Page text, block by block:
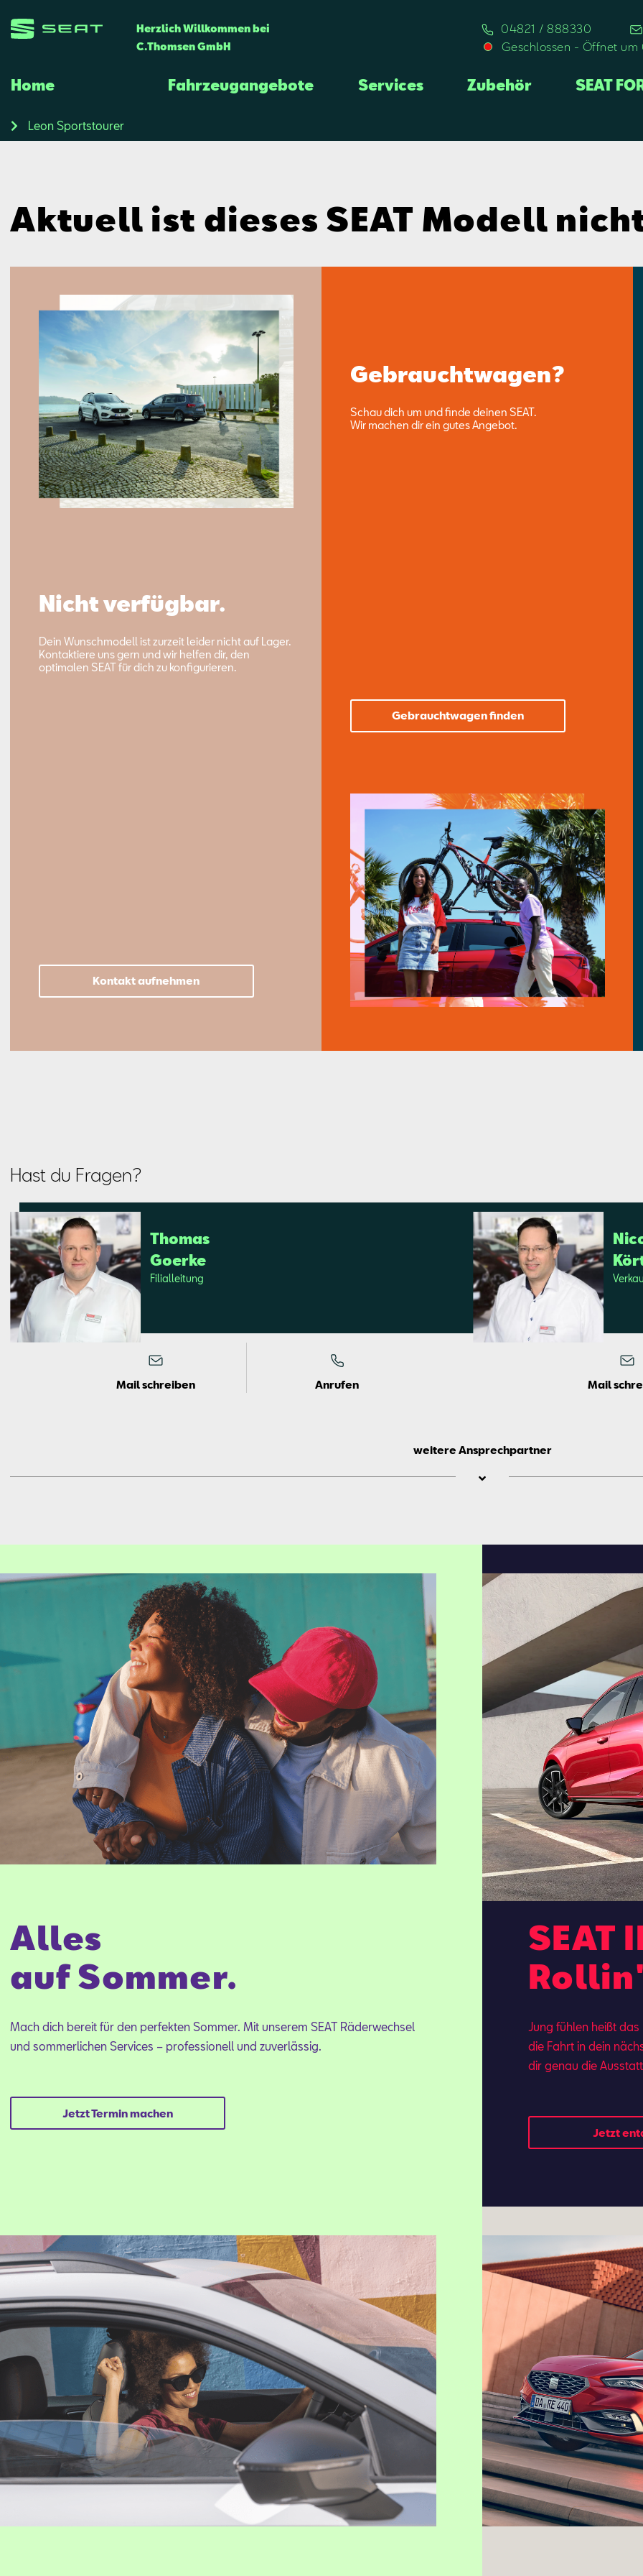
Herzlich Willkommen bei
C.Thomsen GmbH
04821 / 888330
Geschlossen - Öffnet um
Home
Leon Sportstourer
Fahrzeugangebote Services Zubehör SEAT
Aktuell ist dieses SEAT Modell
Nicht verfügbar.
Dein Wunschmodell ist zurzeit leider nicht auf Lager.
Kontaktiere uns gern und wir helfen dir, den
optimalen SEAT für dich zu konfigurieren.
Kontakt aufnehmen
Gebrauchtwagen?
Schau dich um und finde deinen SEAT.
Wir machen dir ein gutes Angebot.
Gebrauchtwagen finden
Hast du Fragen?
Tho­mas
Go­er­ke
Fi­li­al­lei­tung
Mail schreiben Anrufen Mail
weitere Ansprechpartner
Ver­kauf
Mail schreiben Anrufen
Alles
auf Sommer.
Mach dich bereit für den perfekten Sommer. Mit unserem SEAT Räderwechsel
und sommerlichen Services – professionell und zuverlässig.
Jetzt Termin machen
SEAT
Jung fühlen heißt
die Fahrt in dein
dir ge­nau die
Jetzt